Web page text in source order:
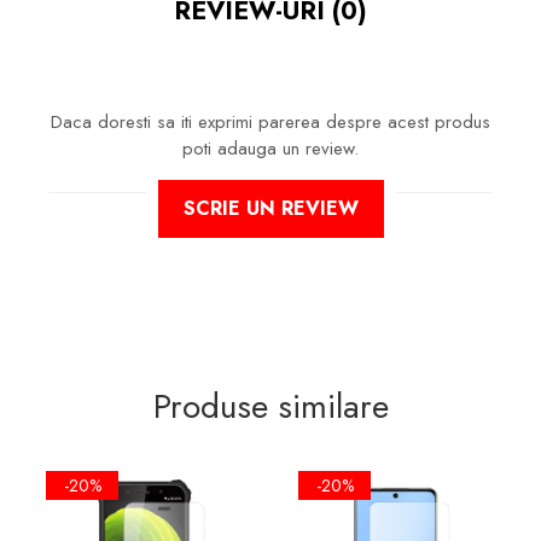
LA ZGARIETURI, ASIGURA SI UN
NU MODIFICAIN NICI UN FEL
FUNCTIONALITATEA NORMALA
CONTINUARE!
FOLIA ESTE DECUPATA
REVIEW-URI (0)
Daca doresti sa iti exprimi parerea despre acest produs
poti adauga un review.
SCRIE UN REVIEW
Produse similare
-20% -20%